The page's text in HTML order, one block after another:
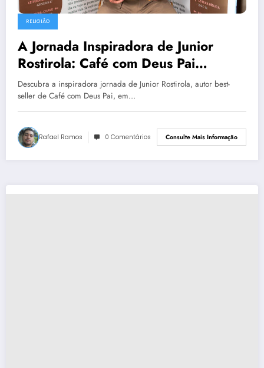
RELIGIÃO
A Jornada Inspiradora de Junior
Rostirola: Café com Deus Pai
Conquista a Europa
Descubra a inspiradora jornada de Junior Rostirola, autor best-
seller de Café com Deus Pai, em…
Rafael Ramos 0 Comentários Consulte Mais Informação